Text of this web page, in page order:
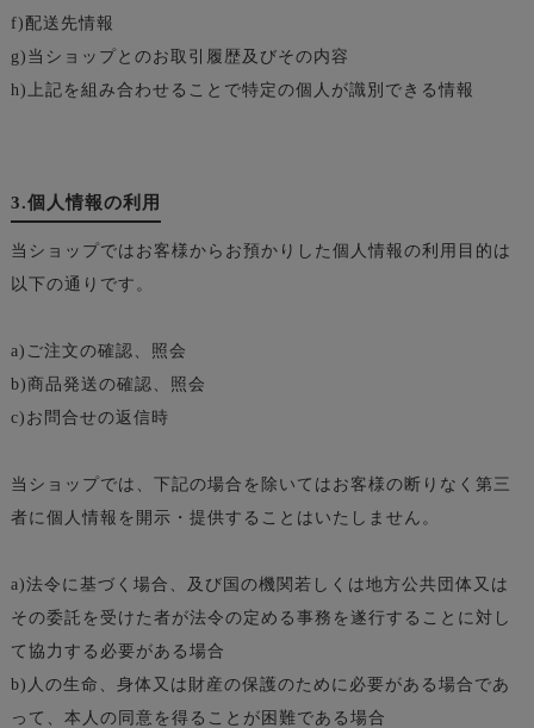
f)配送先情報
g)当ショップとのお取引履歴及びその内容
h)上記を組み合わせることで特定の個人が識別できる情報
3.個人情報の利用
当ショップではお客様からお預かりした個人情報の利用目的は
以下の通りです。
a)ご注文の確認、照会
b)商品発送の確認、照会
c)お問合せの返信時
当ショップでは、下記の場合を除いてはお客様の断りなく第三
者に個人情報を開示・提供することはいたしません。
a)法令に基づく場合、及び国の機関若しくは地方公共団体又は
その委託を受けた者が法令の定める事務を遂行することに対し
て協力する必要がある場合
b)人の生命、身体又は財産の保護のために必要がある場合であ
って、本人の同意を得ることが困難である場合